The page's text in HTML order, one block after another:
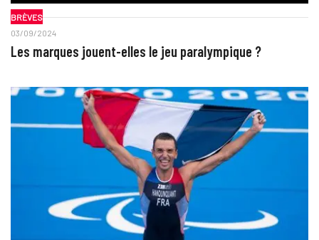
BRÈVES
03/09/2024
Les marques jouent-elles le jeu paralympique ?